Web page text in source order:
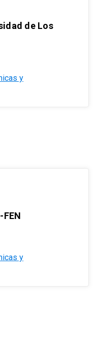
de Los
y
y